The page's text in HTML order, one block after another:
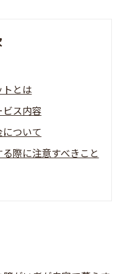
トとは
ス内容
ついて
際に注意すべきこと